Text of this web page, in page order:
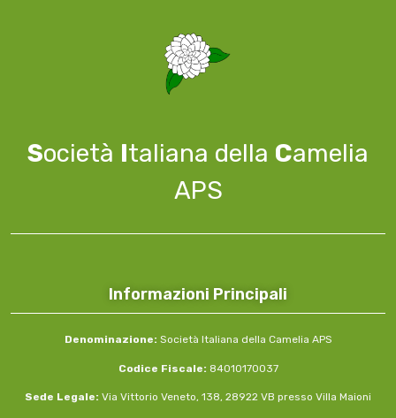
Società Italiana della Camelia
APS
Informazioni Principali
Denominazione: Società Italiana della Camelia APS
Codice Fiscale: 84010170037
Sede Legale: Via Vittorio Veneto, 138, 28922 VB presso Villa Maioni